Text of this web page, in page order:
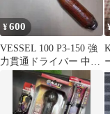
¥600
VESSEL 100 P3-150 強
力貫通ドライバー 中古